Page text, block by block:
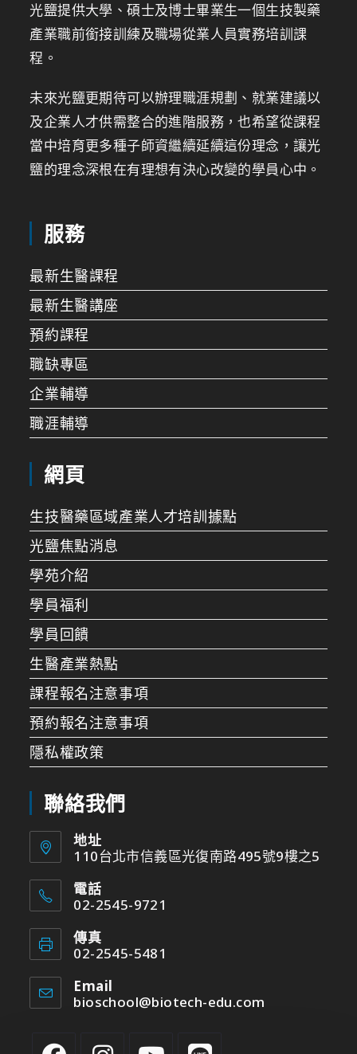
光鹽提供大學、碩士及博士畢業生一個生技製藥
產業職前銜接訓練及職場從業人員實務培訓課
程。
未來光鹽更期待可以辦理職涯規劃、就業建議以
及企業人才供需整合的進階服務，也希望從課程
當中培育更多種子師資繼續延續這份理念，讓光
鹽的理念深根在有理想有決心改變的學員心中。
服務
最新生醫課程
最新生醫講座
預約課程
職缺專區
企業輔導
職涯輔導
網頁
生技醫藥區域產業人才培訓據點
光鹽焦點消息
學苑介紹
學員福利
學員回饋
生醫產業熱點
課程報名注意事項
預約報名注意事項
隱私權政策
聯絡我們
地址
110台北市信義區光復南路495號9樓之5
電話
02-2545-9721
傳真
02-2545-5481
Email
bioschool@biotech-edu.com